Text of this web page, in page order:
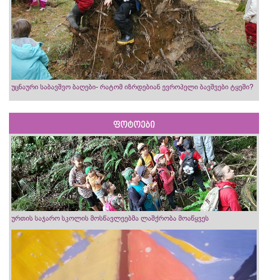
უცნაური საბავშვო ბაღები- რატომ იზრდებიან ევროპელი ბავშვები ტყეში?
ფოტოები
ურთის საჯარო სკოლის მოსწავლეებმა ლაშქრობა მოაწყვეს